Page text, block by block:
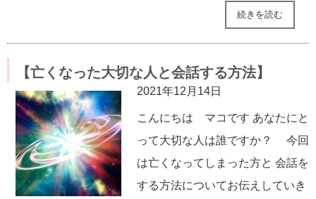
続きを読む
【亡くなった大切な人と会話する方法】
2021年12月14日
こんにちは マコです あなたにと
って大切な人は誰ですか？ 今回
は亡くなってしまった方と 会話を
する方法についてお伝えしていき